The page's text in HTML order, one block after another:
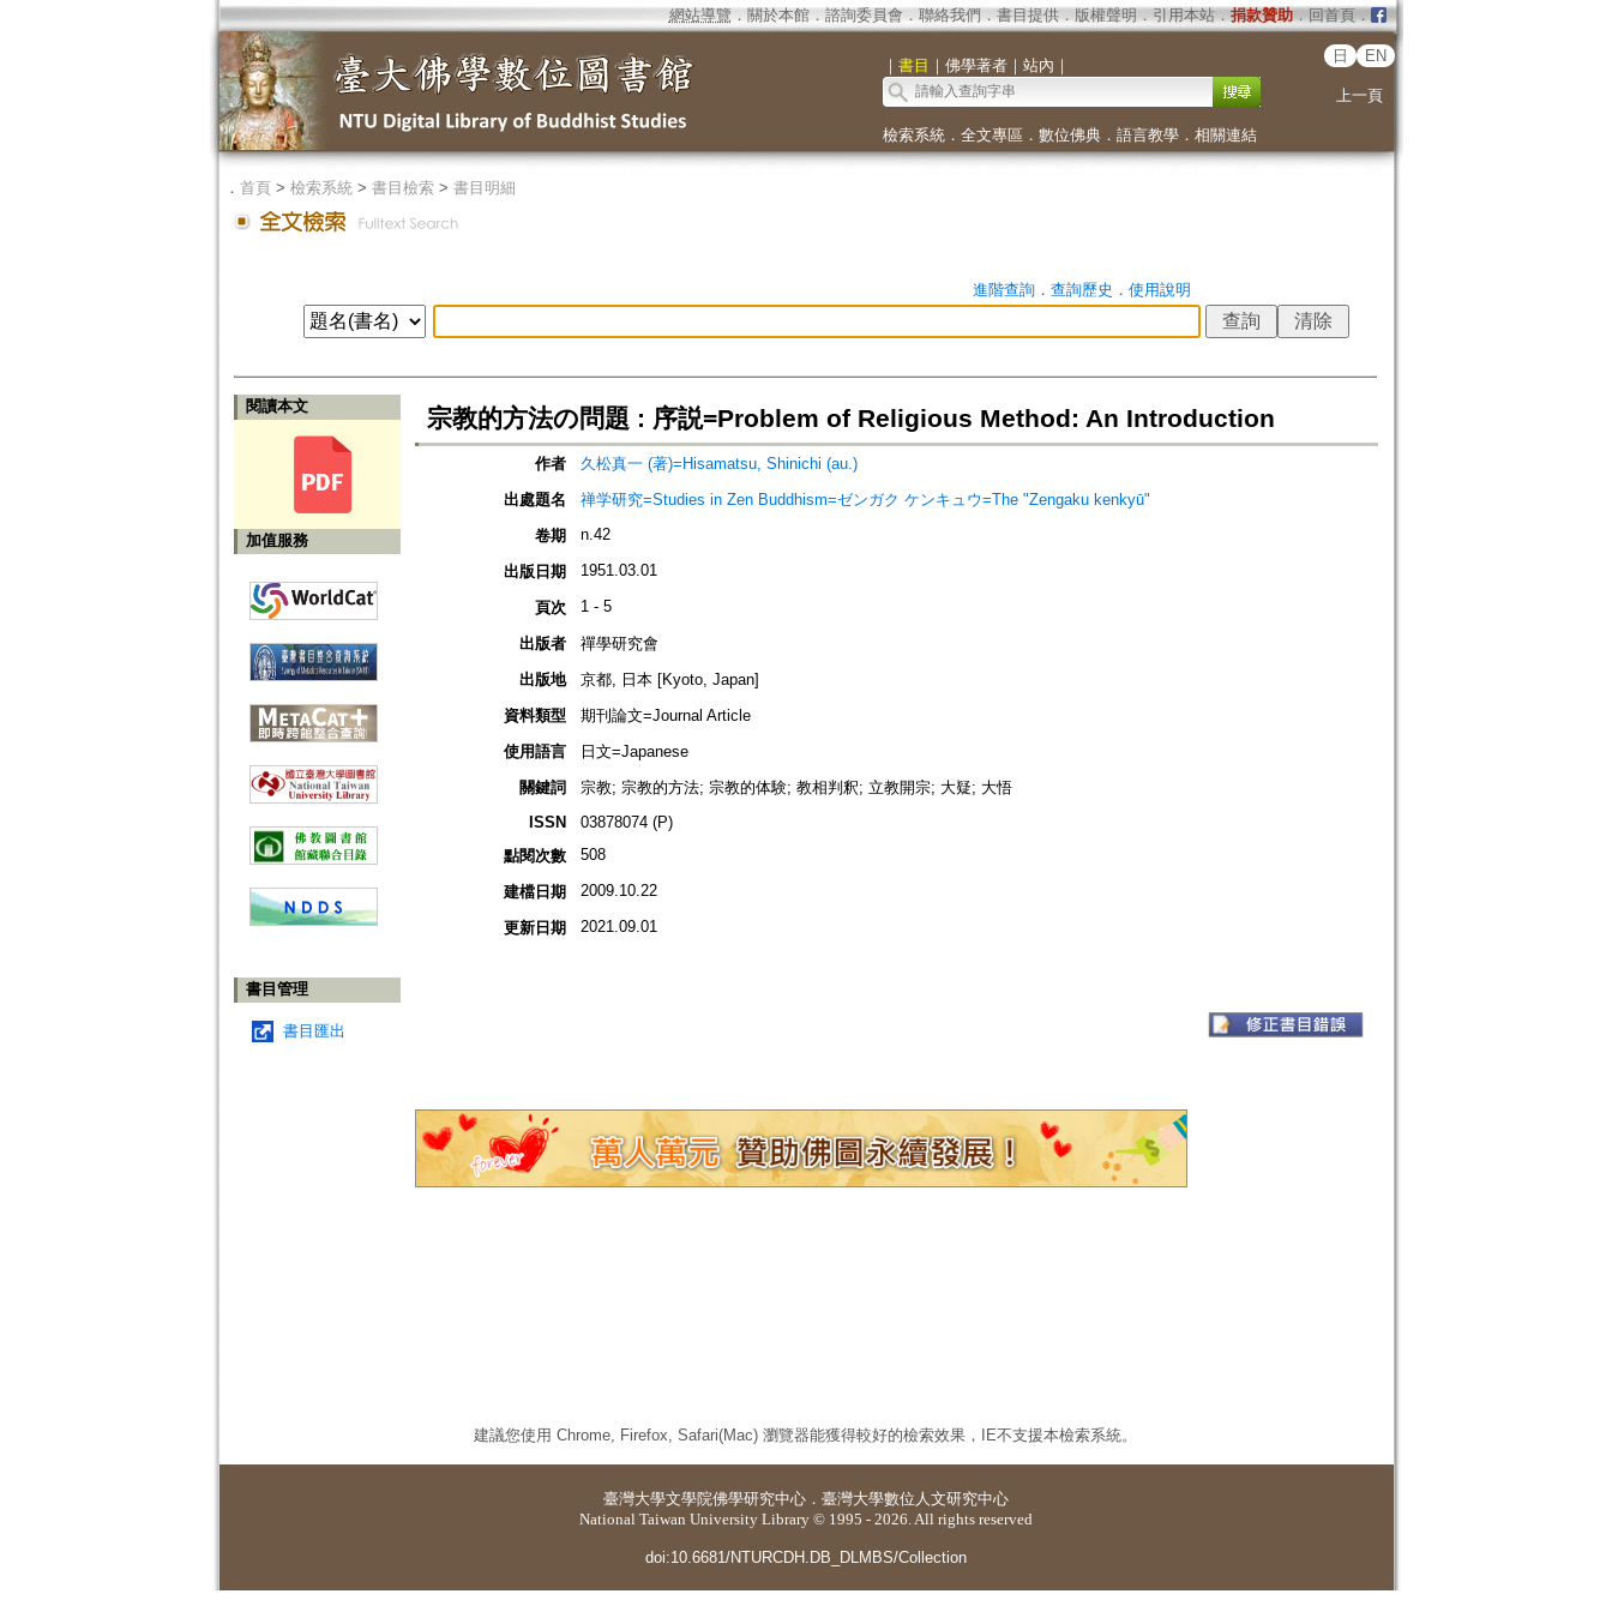
網站導覽 ． 關於本館． 諮詢委員會． 聯絡我們 ． 書目提供． 版權聲明 ． 引用本站． 捐款贊助．回首頁．
｜ 書目 ｜ 佛學著者｜ 站內 ｜
日 EN
上一頁
檢索系統． 全文專區 ． 數位佛典． 語言教學． 相關連結
． 首頁> 檢索系統> 書目檢索> 書目明細
進階查詢． 查詢歷史 ． 使用說明
閱讀本文
加值服務
書目管理
書目匯出
宗教的方法の問題 : 序説=Problem of Religious Method: An Introduction
作者
久松真一 (著)=Hisamatsu, Shinichi (au.)
出處題名
禅学研究=Studies in Zen Buddhism=ゼンガク ケンキュウ=The "Zengaku kenkyū"
卷期
n.42
出版日期 1951.03.01
頁次 1 - 5
出版者
禪學研究會
出版地
京都, 日本 [Kyoto, Japan]
資料類型
期刊論文=Journal Article
使用語言
日文=Japanese
關鍵詞
宗教; 宗教的方法; 宗教的体験; 教相判釈; 立教開宗; 大疑; 大悟
ISSN
03878074 (P)
點閱次數
508
建檔日期 2009.10.22
更新日期 2021.09.01
建議您使用 Chrome, Firefox, Safari(Mac) 瀏覽器能獲得較好的檢索效果，IE不支援本檢索系統。
臺灣大學文學院佛學研究中心 ． 臺灣大學數位人文研究中心
National Taiwan University Library © 1995 - 2026. All rights reserved
doi:10.6681/NTURCDH.DB_DLMBS/Collection